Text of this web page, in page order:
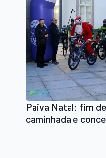
Paiva Natal: fim
caminhada e